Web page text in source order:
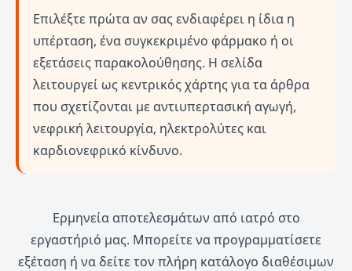
Επιλέξτε πρώτα αν σας ενδιαφέρει η ίδια η
υπέρταση, ένα συγκεκριμένο φάρμακο ή οι
εξετάσεις παρακολούθησης. Η σελίδα
λειτουργεί ως κεντρικός χάρτης για τα άρθρα
που σχετίζονται με αντιυπερτασική αγωγή,
νεφρική λειτουργία, ηλεκτρολύτες και
καρδιονεφρικό κίνδυνο.
Ερμηνεία αποτελεσμάτων από ιατρό στο
εργαστήριό μας. Μπορείτε να προγραμματίσετε
εξέταση ή να δείτε τον πλήρη κατάλογο διαθέσιμων